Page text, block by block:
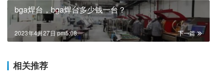
bga焊台，bga焊台多少钱一台？
下一篇
2023年4月27日 pm5:08
相关推荐